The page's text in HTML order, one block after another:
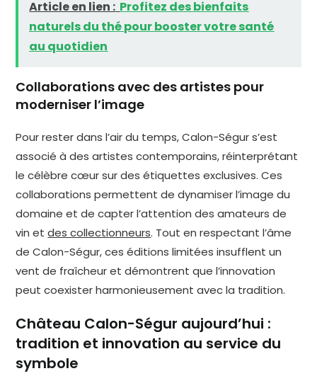
Article en lien : Profitez des bienfaits
naturels du thé pour booster votre santé
au quotidien
Collaborations avec des artistes pour
moderniser l’image
Pour rester dans l’air du temps, Calon-Ségur s’est
associé à des artistes contemporains, réinterprétant
le célèbre cœur sur des étiquettes exclusives. Ces
collaborations permettent de dynamiser l’image du
domaine et de capter l’attention des amateurs de
vin etdes collectionneurs. Tout en respectant l’âme
de Calon-Ségur, ces éditions limitées insufflent un
vent de fraîcheur et démontrent que l’innovation
peut coexister harmonieusement avec la tradition.
Château Calon-Ségur aujourd’hui :
tradition et innovation au service du
symbole